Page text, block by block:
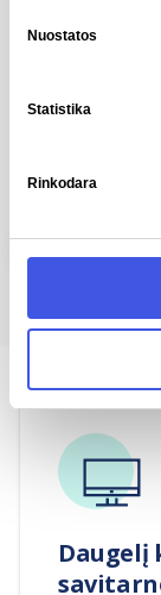
Nuostatos
Statistika
Rinkodara
Su UAB
kad mano
Daugelį